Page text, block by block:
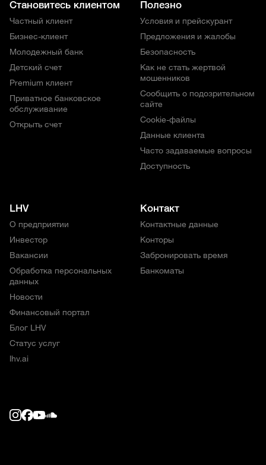
Становитесь клиентом
Частный клиент
Бизнес-клиент
Молодежный банк
Детский счет
Premium клиент
Приватное банковское
обслуживание
Открыть счет
Полезно
Условия и прейскурант
Предложения и жалобы
Безопасность
Как не стать жертвой
мошенников
Сообщить о подозрительном
сайте
Cookie-файлы
Данные клиента
Часто задаваемые вопросы
Доступность
LHV
О предприятии
Инвестор
Вакансии
Обработка персональных
данных
Новости
Финансовый портал
Блог LHV
Статус услуг
lhv.ai
Контакт
Контактные данные
Конторы
Забронировать время
Банкоматы